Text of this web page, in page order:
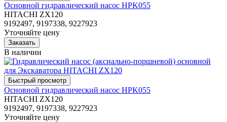
Основной гидравлический насос HPK055
HITACHI ZX120
9192497, 9197338, 9227923
Уточняйте цену
В наличии
Основной гидравлический насос HPK055
HITACHI ZX120
9192497, 9197338, 9227923
Уточняйте цену